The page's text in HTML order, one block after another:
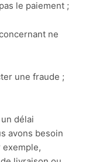
le paiement ;
ne
une fraude ;
délai
avons besoin